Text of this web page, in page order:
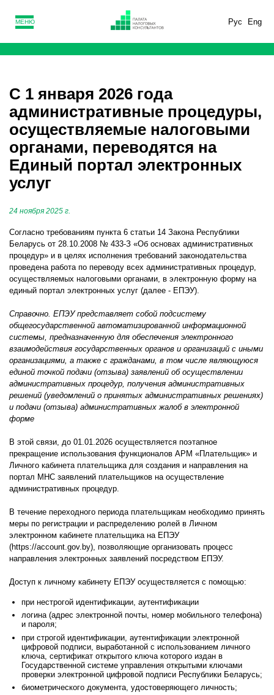
Рус Eng
МЕНЮ
C 1 января 2026 года
административные процедуры,
осуществляемые налоговыми
органами, переводятся на
Единый портал электронных
услуг
24 ноября 2025 г.
Согласно требованиям пункта 6 статьи 14 Закона Республики
Беларусь от 28.10.2008 № 433-З «Об основах административных
процедур» и в целях исполнения требований законодательства
проведена работа по переводу всех административных процедур,
осуществляемых налоговыми органами, в электронную форму на
единый портал электронных услуг (далее - ЕПЭУ).
Справочно. ЕПЭУ представляет собой подсистему
общегосударственной автоматизированной информационной
системы, предназначенную для обеспечения электронного
взаимодействия государственных органов и организаций с иными
организациями, а также с гражданами, в том числе являющуюся
единой точкой подачи (отзыва) заявлений об осуществлении
административных процедур, получения административных
решений (уведомлений о принятых административных решениях)
и подачи (отзыва) административных жалоб в электронной
форме
В этой связи, до 01.01.2026 осуществляется поэтапное
прекращение использования функционалов АРМ «Плательщик» и
Личного кабинета плательщика для создания и направления на
портал МНС заявлений плательщиков на осуществление
административных процедур.
В течение переходного периода плательщикам необходимо принять
меры по регистрации и распределению ролей в Личном
электронном кабинете плательщика на ЕПЭУ
(https://account.gov.by), позволяющие организовать процесс
направления электронных заявлений посредством ЕПЭУ.
Доступ к личному кабинету ЕПЭУ осуществляется с помощью:
при нестрогой идентификации, аутентификации
логина (адрес электронной почты, номер мобильного телефона)
и пароля;
при строгой идентификации, аутентификации электронной
цифровой подписи, выработанной с использованием личного
ключа, сертификат открытого ключа которого издан в
Государственной системе управления открытыми ключами
проверки электронной цифровой подписи Республики Беларусь;
биометрического документа, удостоверяющего личность;